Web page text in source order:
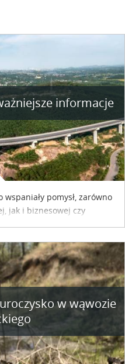
informacje
pomysł, zarówno
jak i biznesowej czy
Vignette.
w wąwozie